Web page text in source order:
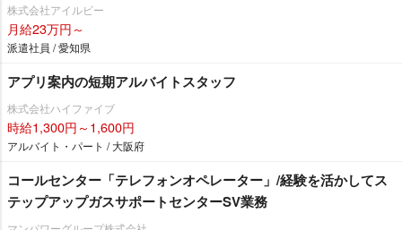
株式会社アイルビー
月給23万円～
派遣社員 / 愛知県
アプリ案内の短期アルバイトスタッフ
株式会社ハイファイブ
時給1,300円～1,600円
アルバイト・パート / 大阪府
コールセンター「テレフォンオペレーター」/経験を活かしてス
テップアップガスサポートセンターSV業務